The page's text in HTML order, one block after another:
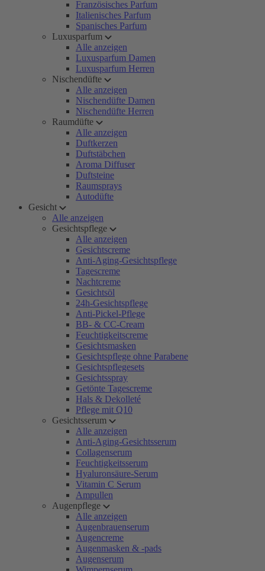
Französisches Parfum
Italienisches Parfum
Spanisches Parfum
Luxusparfum
Alle anzeigen
Luxusparfum Damen
Luxusparfum Herren
Nischendüfte
Alle anzeigen
Nischendüfte Damen
Nischendüfte Herren
Raumdüfte
Alle anzeigen
Duftkerzen
Duftstäbchen
Aroma Diffuser
Duftsteine
Raumsprays
Autodüfte
Gesicht
Alle anzeigen
Gesichtspflege
Alle anzeigen
Gesichtscreme
Anti-Aging-Gesichtspflege
Tagescreme
Nachtcreme
Gesichtsöl
24h-Gesichtspflege
Anti-Pickel-Pflege
BB- & CC-Cream
Feuchtigkeitscreme
Gesichtsmasken
Gesichtspflege ohne Parabene
Gesichtspflegesets
Gesichtsspray
Getönte Tagescreme
Hals & Dekolleté
Pflege mit Q10
Gesichtsserum
Alle anzeigen
Anti-Aging-Gesichtsserum
Collagenserum
Feuchtigkeitsserum
Hyaluronsäure-Serum
Vitamin C Serum
Ampullen
Augenpflege
Alle anzeigen
Augenbrauenserum
Augencreme
Augenmasken & -pads
Augenserum